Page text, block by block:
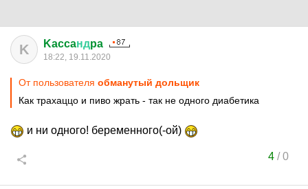
K Kaccaндpa
18:22, 19.11.2020
От пользователя обманутый дольщик
Как трахаццо и пиво жрать - так не одного диабетика
и ни одного! беременного(-ой)
4/0